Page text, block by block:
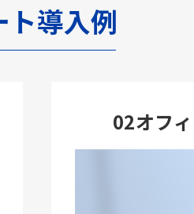
ト導入例
02オフ